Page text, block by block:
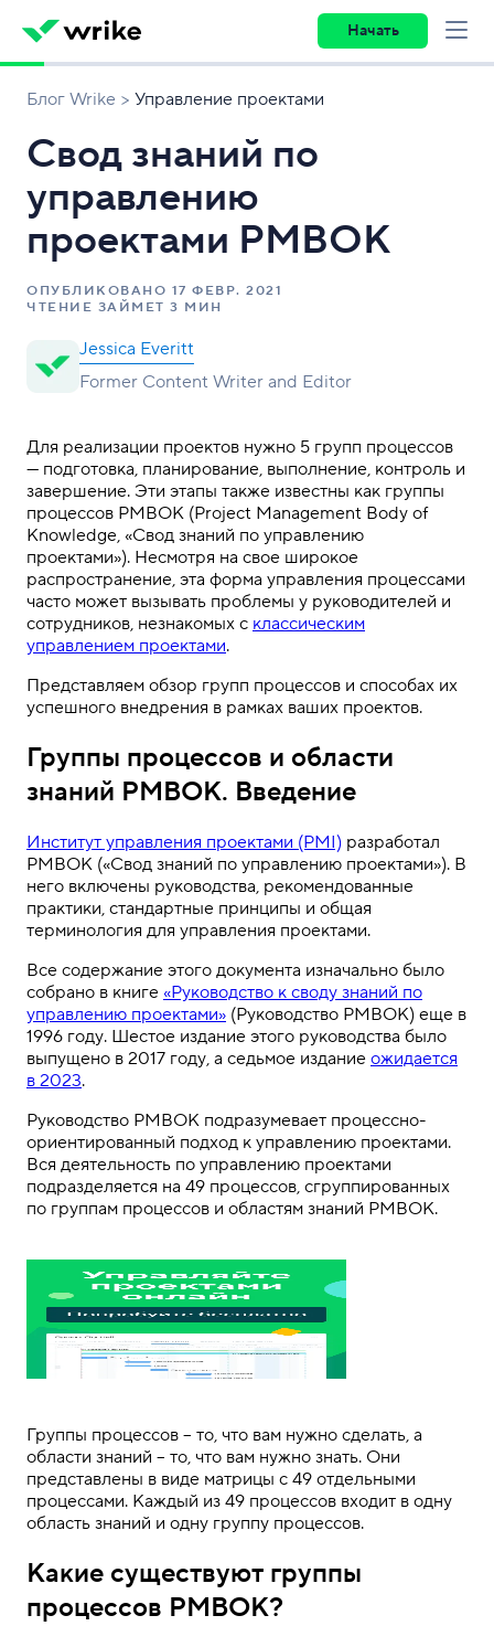
Начать
Блог Wrike Управление проектами
Свод знаний по
управлению
проектами PMBOK
ОПУБЛИКОВАНО 17 ФЕВР. 2021
ЧТЕНИЕ ЗАЙМЕТ 3 МИН
Jessica Everitt
Former Content Writer and Editor
Для реализации проектов нужно 5 групп процессов
— подготовка, планирование, выполнение, контроль и
завершение. Эти этапы также известны как группы
процессов PMBOK (Project Management Body of
Knowledge, «Свод знаний по управлению
проектами»). Несмотря на свое широкое
распространение, эта форма управления процессами
часто может вызывать проблемы у руководителей и
сотрудников, незнакомых с классическим
управлением проектами.
Представляем обзор групп процессов и способах их
успешного внедрения в рамках ваших проектов.
Группы процессов и области
знаний PMBOK. Введение
Институт управления проектами (PMI) разработал
PMBOK («Свод знаний по управлению проектами»). В
него включены руководства, рекомендованные
практики, стандартные принципы и общая
терминология для управления проектами.
Все содержание этого документа изначально было
собрано в книге «Руководство к своду знаний по
управлению проектами» (Руководство PMBOK) еще в
1996 году. Шестое издание этого руководства было
выпущено в 2017 году, а седьмое издание ожидается
в 2023.
Руководство PMBOK подразумевает процессно-
ориентированный подход к управлению проектами.
Вся деятельность по управлению проектами
подразделяется на 49 процессов, сгруппированных
по группам процессов и областям знаний PMBOK.
Группы процессов – то, что вам нужно сделать, а
области знаний – то, что вам нужно знать. Они
представлены в виде матрицы с 49 отдельными
процессами. Каждый из 49 процессов входит в одну
область знаний и одну группу процессов.
Какие существуют группы
процессов PMBOK?